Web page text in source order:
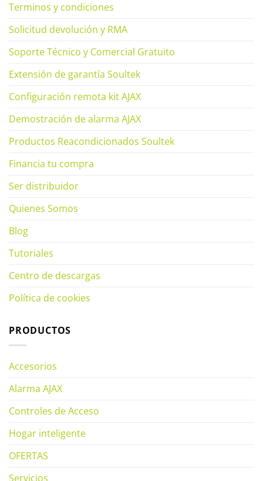
Terminos y condiciones
Solicitud devolución y RMA
Soporte Técnico y Comercial Gratuito
Extensión de garantía Soultek
Configuración remota kit AJAX
Demostración de alarma AJAX
Productos Reacondicionados Soultek
Financia tu compra
Ser distribuidor
Quienes Somos
Blog
Tutoriales
Centro de descargas
Política de cookies
PRODUCTOS
Accesorios
Alarma AJAX
Controles de Acceso
Hogar inteligente
OFERTAS
Servicios